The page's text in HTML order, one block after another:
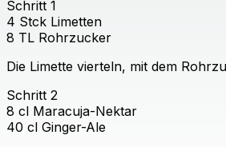
Schritt 1
4 Stck Limetten
8 TL Rohrzucker
Die Limette vierteln, mit dem
Schritt 2
8 cl Maracuja-Nektar
40 cl Ginger-Ale